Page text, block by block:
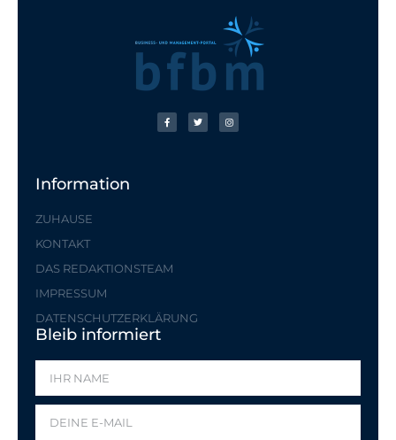
Information
ZUHAUSE
KONTAKT
DAS REDAKTIONSTEAM
IMPRESSUM
DATENSCHUTZERKLÄRUNG
Bleib informiert